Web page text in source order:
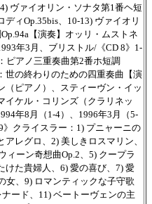
ヴァイオリン・ソナタ第1番ヘ短
ディOp.35bis、10-13) ヴァイオリ
【演奏】オッリ・ムストネ
年3月、ブリストル/《CD 8》1-
ピアノ三重奏曲第2番ホ短調
世の終わりのための四重奏曲【演
（ピアノ）、スティーヴン・イッ
イケル・コリンズ（クラリネッ
年8月（1-4）、1996年3月（5-
》クライスラー：1) プニャーニの
レグロ、2) 美しきロスマリン、
ィーン奇想曲Op.2、5) クープラ
けた貴婦人、6) 愛の喜び、7) 愛
女、9) ロマンティックな子守歌
ード、11) ベートーヴェンの主